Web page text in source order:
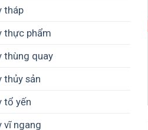
tháp
thực phẩm
thùng quay
thủy sản
tổ yến
vĩ ngang